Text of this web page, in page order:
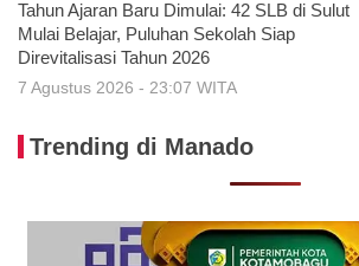
Tahun Ajaran Baru Dimulai: 42 SLB di Sulut
Mulai Belajar, Puluhan Sekolah Siap
Direvitalisasi Tahun 2026
7 Agustus 2026 - 23:07 WITA
Trending di Manado